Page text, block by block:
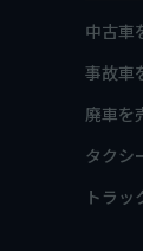
中古車
事故車
廃車を
タクシ
トラッ